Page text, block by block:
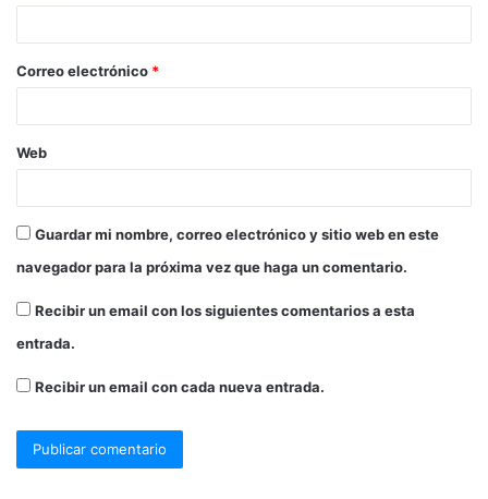
Correo electrónico *
Web
Guardar mi nombre, correo electrónico y sitio web en este
navegador para la próxima vez que haga un comentario.
Recibir un email con los siguientes comentarios a esta
entrada.
Recibir un email con cada nueva entrada.